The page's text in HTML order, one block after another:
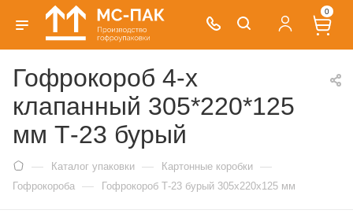
0
Гофрокороб 4-х
клапанный 305*220*125
мм Т-23 бурый
— Каталог упаковки — Картонные коробки —
Гофрокороба — Гофрокороб Т-23 бурый 305х220х125 мм